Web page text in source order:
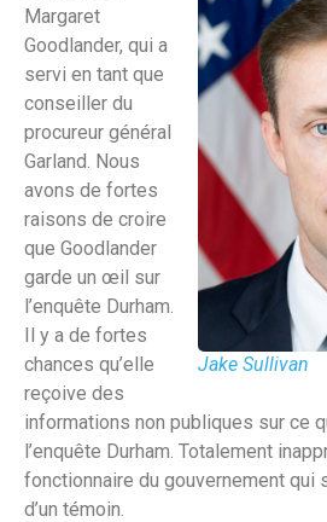
Jake Sullivan
Margaret
Goodlander, qui a
servi en tant que
conseiller du
procureur général
Garland. Nous
avons de fortes
raisons de croire
que Goodlander
garde un œil sur
l’enquête Durham.
Il y a de fortes
chances qu’elle
reçoive des
informations non publiques sur ce
l’enquête Durham. Totalement
fonctionnaire du gouvernement qui
d’un témoin.